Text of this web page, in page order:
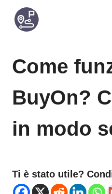
Come
BuyOn?
in modo
Ti è stato utile?